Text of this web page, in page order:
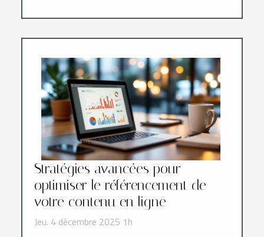
Stratégies avancées pour
optimiser le référencement de
votre contenu en ligne
Jeu. 4 décembre 2025 1h